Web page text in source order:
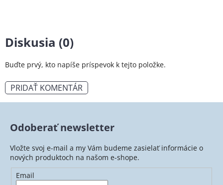
Diskusia (0)
Buďte prvý, kto napíše príspevok k tejto položke.
PRIDAŤ KOMENTÁR
Odoberať newsletter
Vložte svoj e-mail a my Vám budeme zasielať informácie o
nových produktoch na našom e-shope.
Email